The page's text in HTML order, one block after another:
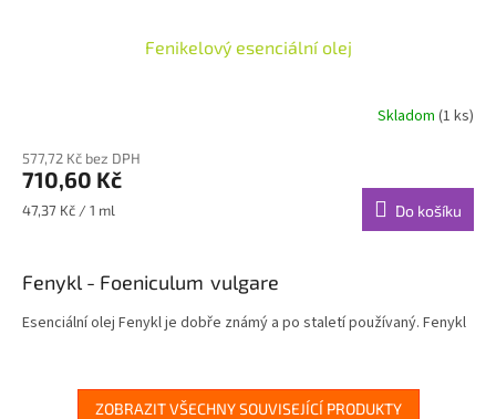
Fenikelový esenciální olej
Skladom (1 ks)
577,72 Kč bez DPH
710,60 Kč
Měrná
47,37 Kč / 1 ml Do košíku
Fenykl - Foeniculum vulgare
Esenciální olej Fenykl je dobře známý a po staletí používaný. Fenykl
ZOBRAZIT VŠECHNY SOUVISEJÍCÍ PRODUKTY